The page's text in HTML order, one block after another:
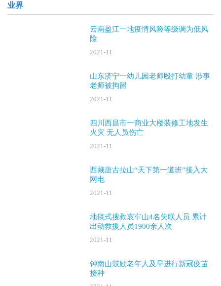
业界
云南盈江一地疫情风险等级调为低风
险
2021-11
山东济宁一幼儿园老师殴打幼童 涉事
老师被拘留
2021-11
四川西昌市一商业大楼装修工地发生
火灾 无人员伤亡
2021-11
西藏唐古拉山“天下第一道班”接入大
网电
2021-11
地毯式搜救哀牢山4名失联人员 累计
出动救援人员1900余人次
2021-11
钟南山鼓励老年人及早进行新冠疫苗
接种